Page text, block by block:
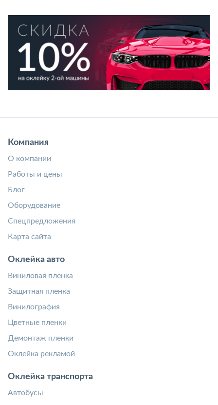
Компания
О компании
Работы и цены
Блог
Оборудование
Спецпредложения
Карта сайта
Оклейка авто
Виниловая пленка
Защитная пленка
Винилография
Цветные пленки
Демонтаж пленки
Оклейка рекламой
Оклейка транспорта
Автобусы